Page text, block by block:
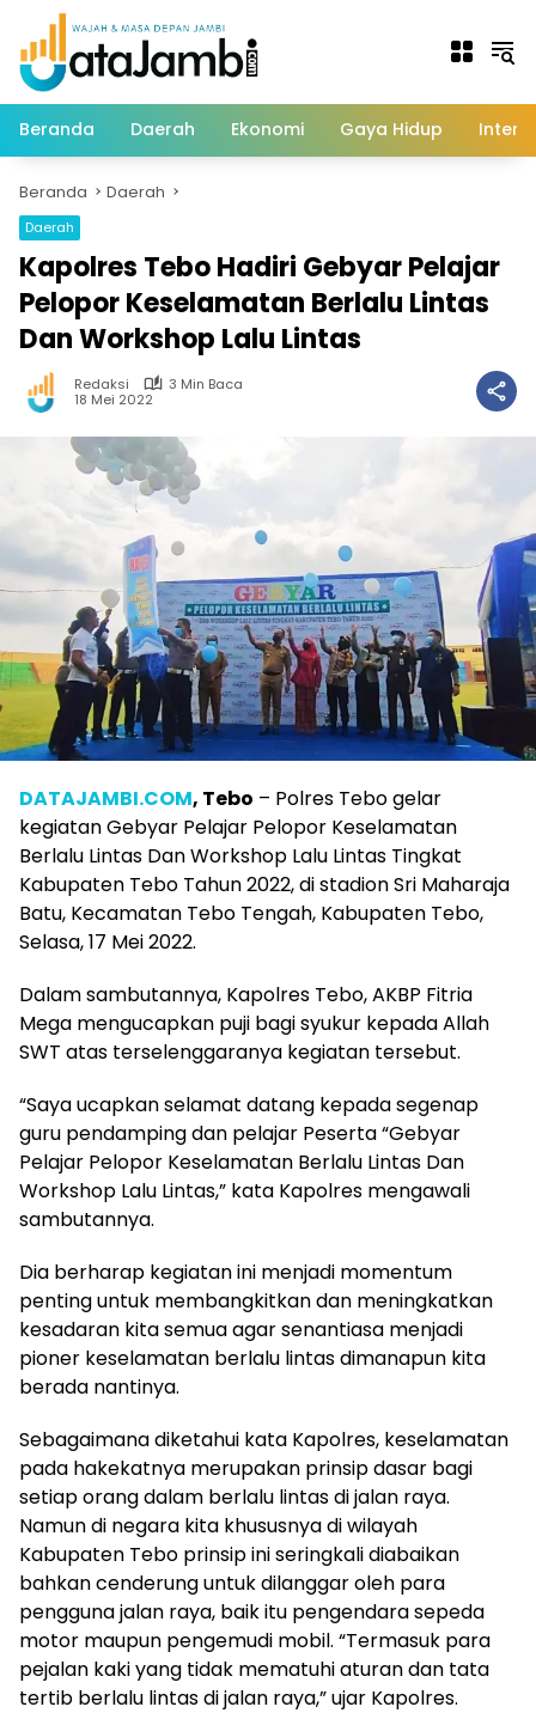
Langsung
konten
Beranda Daerah Ekonomi Gaya Hidup
Beranda Daerah
Daerah
Kapolres Tebo Hadiri Gebyar Pelajar
Pelopor Keselamatan Berlalu Lintas
Dan Workshop Lalu Lintas
Redaksi
3 Min Baca
18 Mei 2022
DATAJAMBI.COM, Tebo – Polres Tebo gelar
kegiatan Gebyar Pelajar Pelopor Keselamatan
Berlalu Lintas Dan Workshop Lalu Lintas Tingkat
Kabupaten Tebo Tahun 2022, di stadion Sri Maharaja
Batu, Kecamatan Tebo Tengah, Kabupaten Tebo,
Selasa, 17 Mei 2022.
Dalam sambutannya, Kapolres Tebo, AKBP Fitria
Mega mengucapkan puji bagi syukur kepada Allah
SWT atas terselenggaranya kegiatan tersebut.
“Saya ucapkan selamat datang kepada segenap
guru pendamping dan pelajar Peserta “Gebyar
Pelajar Pelopor Keselamatan Berlalu Lintas Dan
Workshop Lalu Lintas,” kata Kapolres mengawali
sambutannya.
Dia berharap kegiatan ini menjadi momentum
penting untuk membangkitkan dan meningkatkan
kesadaran kita semua agar senantiasa menjadi
pioner keselamatan berlalu lintas dimanapun kita
berada nantinya.
Sebagaimana diketahui kata Kapolres, keselamatan
pada hakekatnya merupakan prinsip dasar bagi
setiap orang dalam berlalu lintas di jalan raya.
Namun di negara kita khususnya di wilayah
Kabupaten Tebo prinsip ini seringkali diabaikan
bahkan cenderung untuk dilanggar oleh para
pengguna jalan raya, baik itu pengendara sepeda
motor maupun pengemudi mobil. “Termasuk para
pejalan kaki yang tidak mematuhi aturan dan tata
tertib berlalu lintas di jalan raya,” ujar Kapolres.